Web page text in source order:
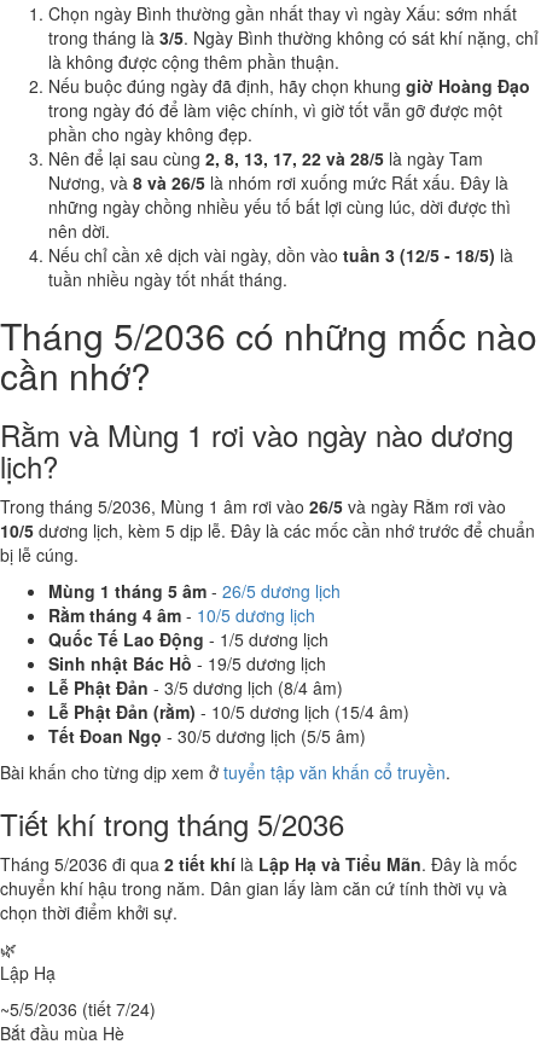
Chọn ngày Bình thường gần nhất thay vì ngày Xấu: sớm nhất
trong tháng là 3/5. Ngày Bình thường không có sát khí nặng, chỉ
là không được cộng thêm phần thuận.
Nếu buộc đúng ngày đã định, hãy chọn khung giờ Hoàng Đạo
trong ngày đó để làm việc chính, vì giờ tốt vẫn gỡ được một
phần cho ngày không đẹp.
Nên để lại sau cùng 2, 8, 13, 17, 22 và 28/5 là ngày Tam
Nương, và 8 và 26/5 là nhóm rơi xuống mức Rất xấu. Đây là
những ngày chồng nhiều yếu tố bất lợi cùng lúc, dời được thì
nên dời.
Nếu chỉ cần xê dịch vài ngày, dồn vào tuần 3 (12/5 - 18/5) là
tuần nhiều ngày tốt nhất tháng.
Tháng 5/2036 có những mốc nào
cần nhớ?
Rằm và Mùng 1 rơi vào ngày nào dương
lịch?
Trong tháng 5/2036, Mùng 1 âm rơi vào 26/5 và ngày Rằm rơi vào
10/5 dương lịch, kèm 5 dịp lễ. Đây là các mốc cần nhớ trước để chuẩn
bị lễ cúng.
Mùng 1 tháng 5 âm - 26/5 dương lịch
Rằm tháng 4 âm - 10/5 dương lịch
Quốc Tế Lao Động - 1/5 dương lịch
Sinh nhật Bác Hồ - 19/5 dương lịch
Lễ Phật Đản - 3/5 dương lịch (8/4 âm)
Lễ Phật Đản (rằm) - 10/5 dương lịch (15/4 âm)
Tết Đoan Ngọ - 30/5 dương lịch (5/5 âm)
Bài khấn cho từng dịp xem ở tuyển tập văn khấn cổ truyền.
Tiết khí trong tháng 5/2036
Tháng 5/2036 đi qua 2 tiết khí là Lập Hạ và Tiểu Mãn. Đây là mốc
chuyển khí hậu trong năm. Dân gian lấy làm căn cứ tính thời vụ và
chọn thời điểm khởi sự.
🌿
Lập Hạ
~5/5/2036 (tiết 7/24)
Bắt đầu mùa Hè